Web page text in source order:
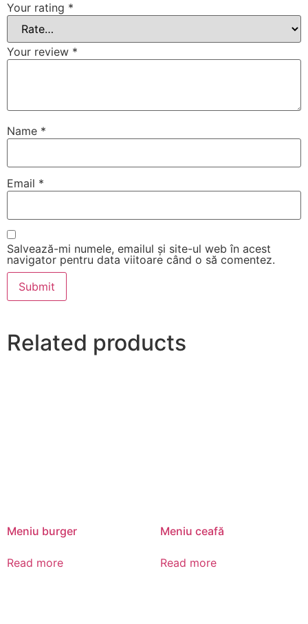
Your rating *
Your review *
Name *
Email *
Salvează-mi numele, emailul și site-ul web în acest
navigator pentru data viitoare când o să comentez.
Related products
Meniu burger
Read more
Meniu ceafă
Read more